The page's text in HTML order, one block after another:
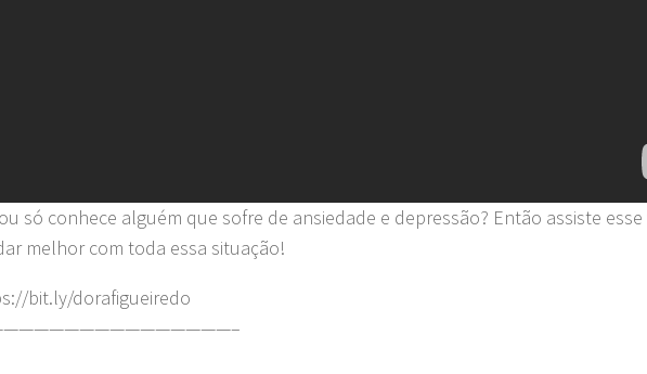
só conhece alguém que sofre de ansiedade e depressão? Então assiste
melhor com toda essa situação!
bit.ly/dorafigueiredo